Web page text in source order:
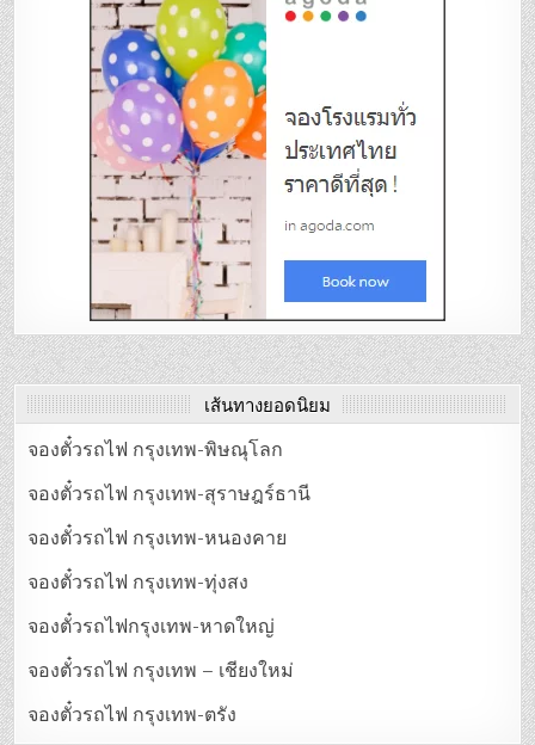
เส้นทางยอดนิยม
จองตั๋วรถไฟ กรุงเทพ-พิษณุโลก
จองตั๋วรถไฟ กรุงเทพ-สุราษฎร์ธานี
จองตั๋วรถไฟ กรุงเทพ-หนองคาย
จองตั๋วรถไฟ กรุงเทพ-ทุ่งสง
จองตั๋วรถไฟกรุงเทพ-หาดใหญ่
จองตั๋วรถไฟ กรุงเทพ – เชียงใหม่
จองตั๋วรถไฟ กรุงเทพ-ตรัง